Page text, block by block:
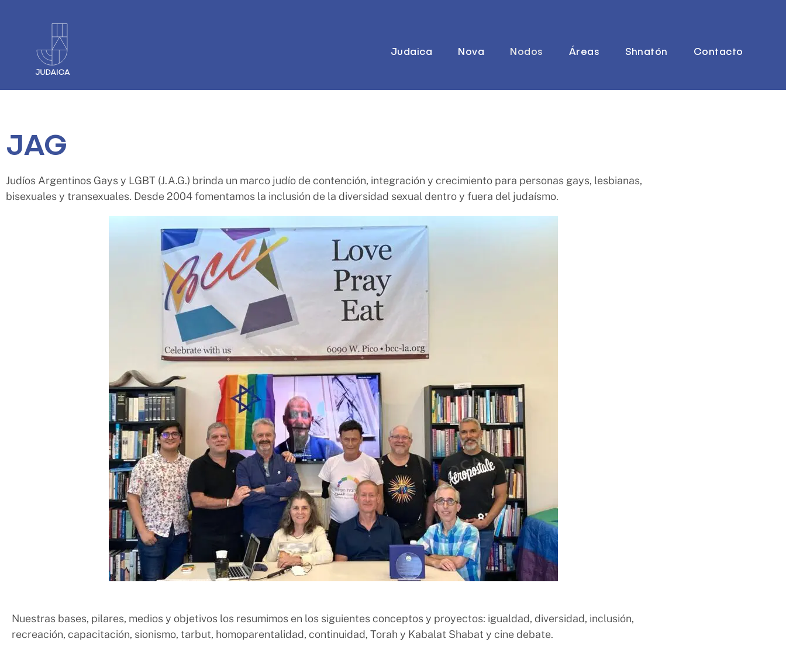
Judaica Nova Nodos Áreas Shnatón Contacto
JAG
Judíos Argentinos Gays y LGBT (J.A.G.) brinda un marco judío de contención, integración y crecimiento para personas gays, lesbianas,
bisexuales y transexuales. Desde 2004 fomentamos la inclusión de la diversidad sexual dentro y fuera del judaísmo.
Nuestras bases, pilares, medios y objetivos los resumimos en los siguientes conceptos y proyectos: igualdad, diversidad, inclusión,
recreación, capacitación, sionismo, tarbut, homoparentalidad, continuidad, Torah y Kabalat Shabat y cine debate.